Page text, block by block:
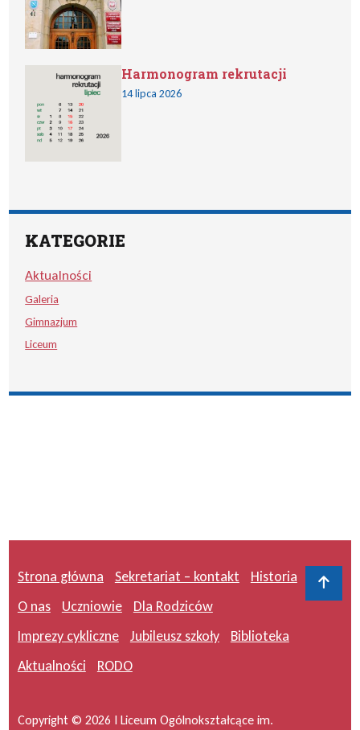
Harmonogram rekrutacji
14 lipca 2026
KATEGORIE
Aktualności
Galeria
Gimnazjum
Liceum
Strona główna Sekretariat – kontakt
Historia
O nas
Uczniowie
Dla Rodziców
Imprezy cykliczne
Jubileusz szkoły
Biblioteka
Aktualności
RODO
Copyright © 2026 I Liceum Ogólnokształcące im.
Do